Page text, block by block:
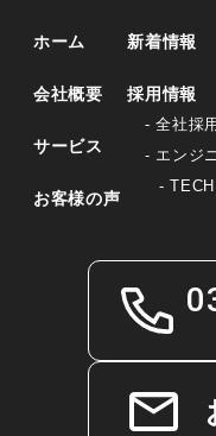
ホーム
会社概要
サービス
お客様の声
新着情報
採用情報
- 全社採用
- エンジ
-